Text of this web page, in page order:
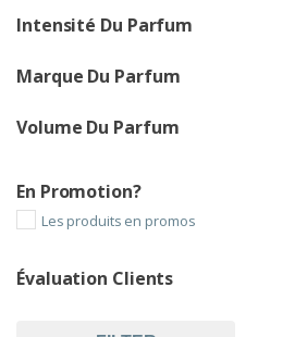
Intensité Du Parfum
Marque Du Parfum
Volume Du Parfum
En Promotion?
Les produits en promos
Évaluation Clients